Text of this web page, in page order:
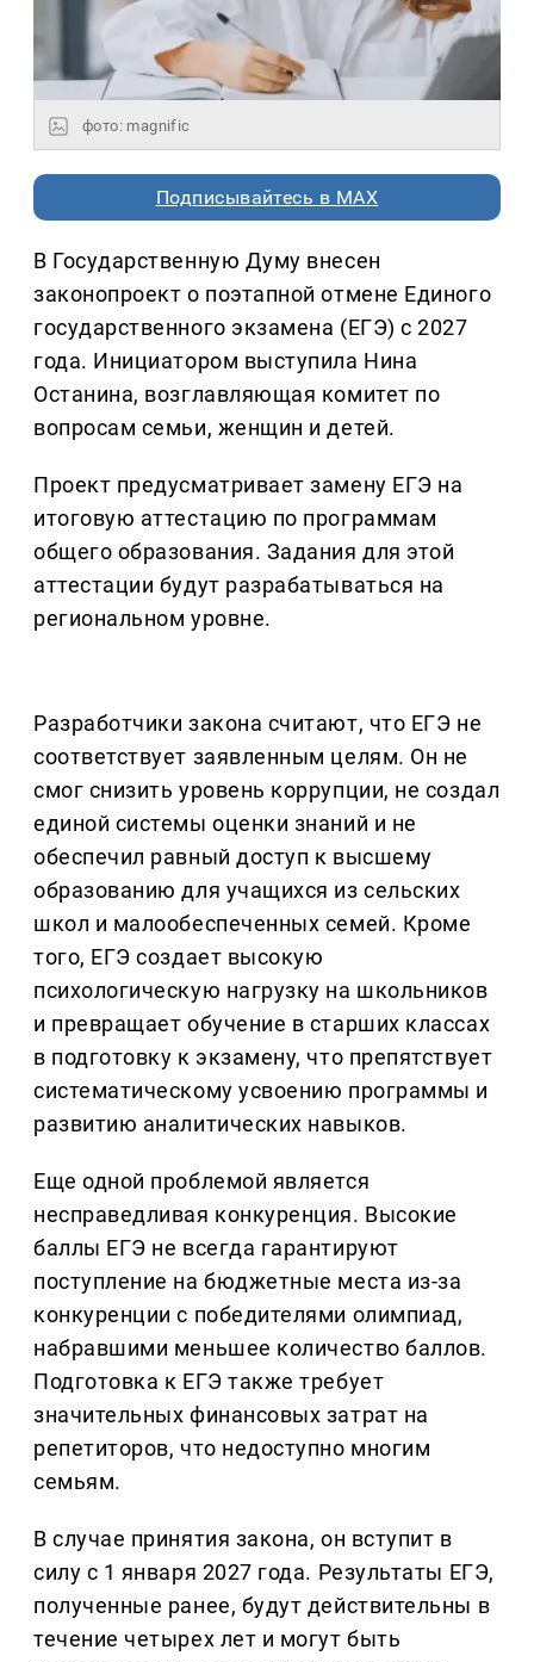
фото: magnific
Подписывайтесь в MAX
В Государственную Думу внесен
законопроект о поэтапной отмене Единого
государственного экзамена (ЕГЭ) с 2027
года. Инициатором выступила Нина
Останина, возглавляющая комитет по
вопросам семьи, женщин и детей.
Проект предусматривает замену ЕГЭ на
итоговую аттестацию по программам
общего образования. Задания для этой
аттестации будут разрабатываться на
региональном уровне.
Разработчики закона считают, что ЕГЭ не
соответствует заявленным целям. Он не
смог снизить уровень коррупции, не создал
единой системы оценки знаний и не
обеспечил равный доступ к высшему
образованию для учащихся из сельских
школ и малообеспеченных семей. Кроме
того, ЕГЭ создает высокую
психологическую нагрузку на школьников
и превращает обучение в старших классах
в подготовку к экзамену, что препятствует
систематическому усвоению программы и
развитию аналитических навыков.
Еще одной проблемой является
несправедливая конкуренция. Высокие
баллы ЕГЭ не всегда гарантируют
поступление на бюджетные места из-за
конкуренции с победителями олимпиад,
набравшими меньшее количество баллов.
Подготовка к ЕГЭ также требует
значительных финансовых затрат на
репетиторов, что недоступно многим
семьям.
В случае принятия закона, он вступит в
силу с 1 января 2027 года. Результаты ЕГЭ,
полученные ранее, будут действительны в
течение четырех лет и могут быть